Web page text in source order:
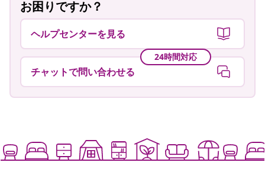
Live it up for less もっと手頃に楽しく
ご利用いただけるお支払い方法
ニュースレターに登録する